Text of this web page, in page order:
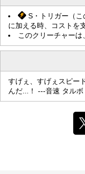
S・トリガー（
に加える時、コストを
このクリーチャーは
すげぇ、すげぇスピー
んだ...！ ---音速 タルボ